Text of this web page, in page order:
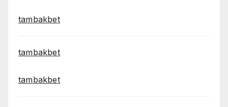
tambakbet
tambakbet
tambakbet